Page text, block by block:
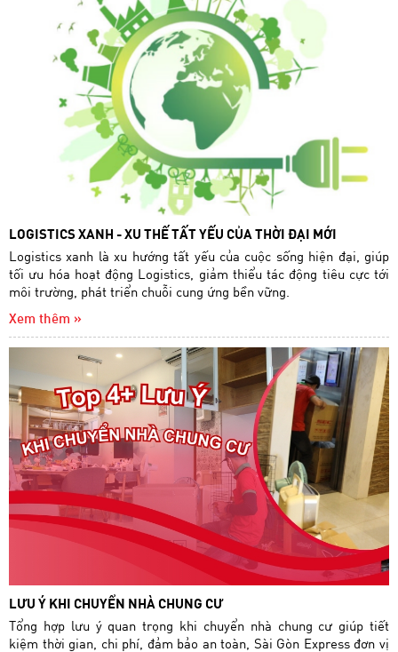
LOGISTICS XANH - XU THẾ TẤT YẾU CỦA THỜI ĐẠI MỚI
Logistics xanh là xu hướng tất yếu của cuộc sống hiện đại, giúp
tối ưu hóa hoạt động Logistics, giảm thiểu tác động tiêu cực tới
môi trường, phát triển chuỗi cung ứng bền vững.
Xem thêm »
LƯU Ý KHI CHUYỂN NHÀ CHUNG CƯ
Tổng hợp lưu ý quan trọng khi chuyển nhà chung cư giúp tiết
kiệm thời gian, chi phí, đảm bảo an toàn, Sài Gòn Express đơn vị